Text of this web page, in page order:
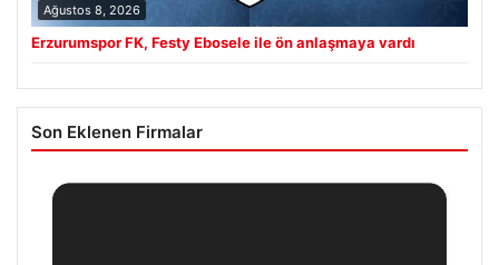
Ağustos 8, 2026
Erzurumspor FK, Festy Ebosele ile ön anlaşmaya vardı
Son Eklenen Firmalar